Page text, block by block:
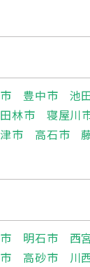
豊中市 池
林市 寝屋川
市 高石市
明石市 西
高砂市 川